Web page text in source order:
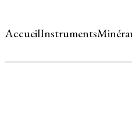
AccueilInstruments